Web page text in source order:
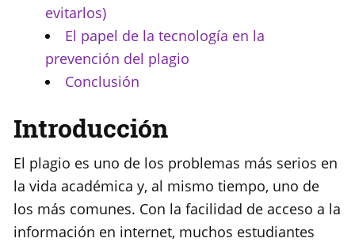
evitarlos)
El papel de la tecnología en la
prevención del plagio
Conclusión
Introducción
El plagio es uno de los problemas más serios en
la vida académica y, al mismo tiempo, uno de
los más comunes. Con la facilidad de acceso a la
información en internet, muchos estudiantes